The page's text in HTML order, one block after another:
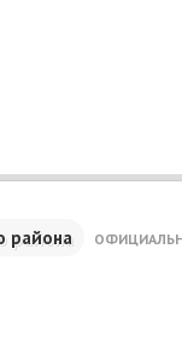
района